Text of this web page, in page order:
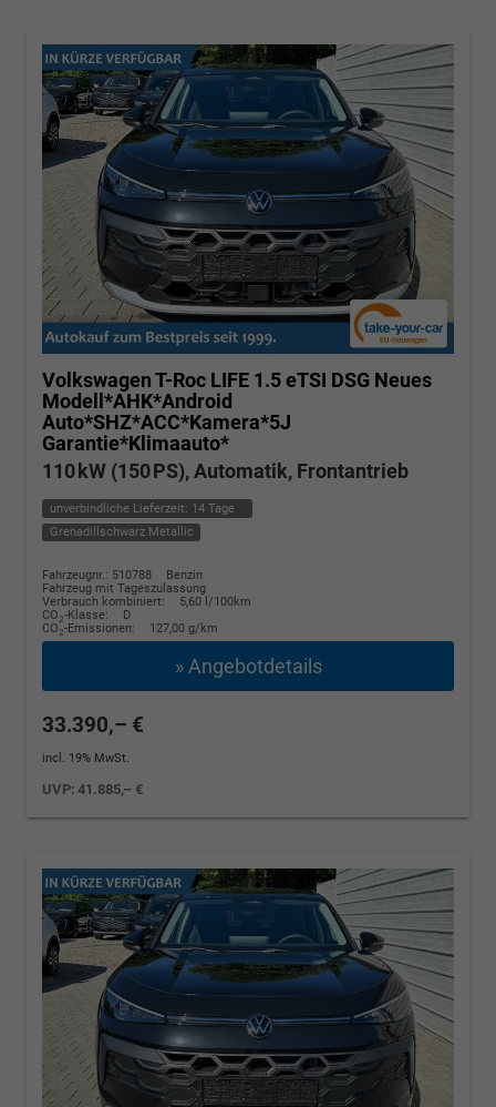
Volkswagen T-Roc LIFE 1.5 eTSI DSG Neues
Modell*AHK*Android
Auto*SHZ*ACC*Kamera*5J
Garantie*Klimaauto*
110 kW (150 PS), Automatik, Frontantrieb
unverbindliche Lieferzeit: 14 Tage
Grenadillschwarz Metallic
Fahrzeugnr.: 510788
Benzin
Fahrzeug mit Tageszulassung
Verbrauch kombiniert:
5,60 l/100km
CO2-Klasse:
D
CO2-Emissionen: 127,00 g/km
» Angebotdetails
33.390,– €
incl. 19% MwSt.
UVP:41.885,– €